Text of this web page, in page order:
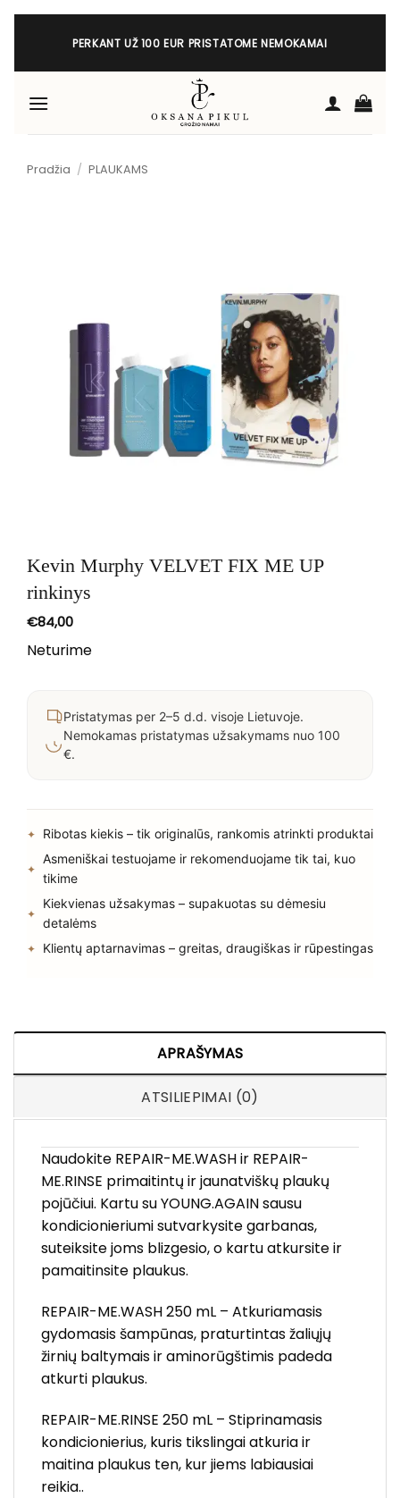
Skip
PERKANT UŽ 100 EUR PRISTATOME NEMOKAMAI
Pradžia / PLAUKAMS
Kevin Murphy VELVET FIX ME UP
rinkinys
€84,00
Neturime
Pristatymas per 2–5 d.d. visoje Lietuvoje.
Nemokamas pristatymas užsakymams nuo 100
€.
Ribotas kiekis – tik originalūs, rankomis atrinkti produktai
Asmeniškai testuojame ir rekomenduojame tik tai, kuo
tikime
Kiekvienas užsakymas – supakuotas su dėmesiu
detalėms
Klientų aptarnavimas – greitas, draugiškas ir rūpestingas
APRAŠYMAS
ATSILIEPIMAI (0)
Naudokite REPAIR-ME.WASH ir REPAIR-
ME.RINSE primaitintų ir jaunatviškų plaukų
pojūčiui. Kartu su YOUNG.AGAIN sausu
kondicionieriumi sutvarkysite garbanas,
suteiksite joms blizgesio, o kartu atkursite ir
pamaitinsite plaukus.
REPAIR-ME.WASH 250 mL – Atkuriamasis
gydomasis šampūnas, praturtintas žaliųjų
žirnių baltymais ir aminorūgštimis padeda
atkurti plaukus.
REPAIR-ME.RINSE 250 mL – Stiprinamasis
kondicionierius, kuris tikslingai atkuria ir
maitina plaukus ten, kur jiems labiausiai
reikia..